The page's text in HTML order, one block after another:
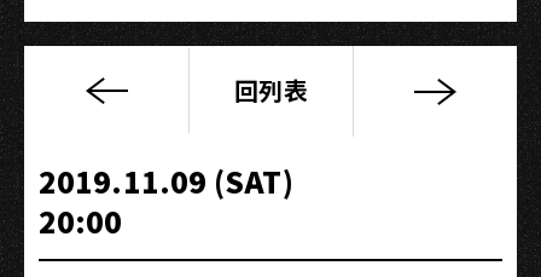
亞
巡
迴
–
高
回列表
2019.11.09 (SAT)
20:00